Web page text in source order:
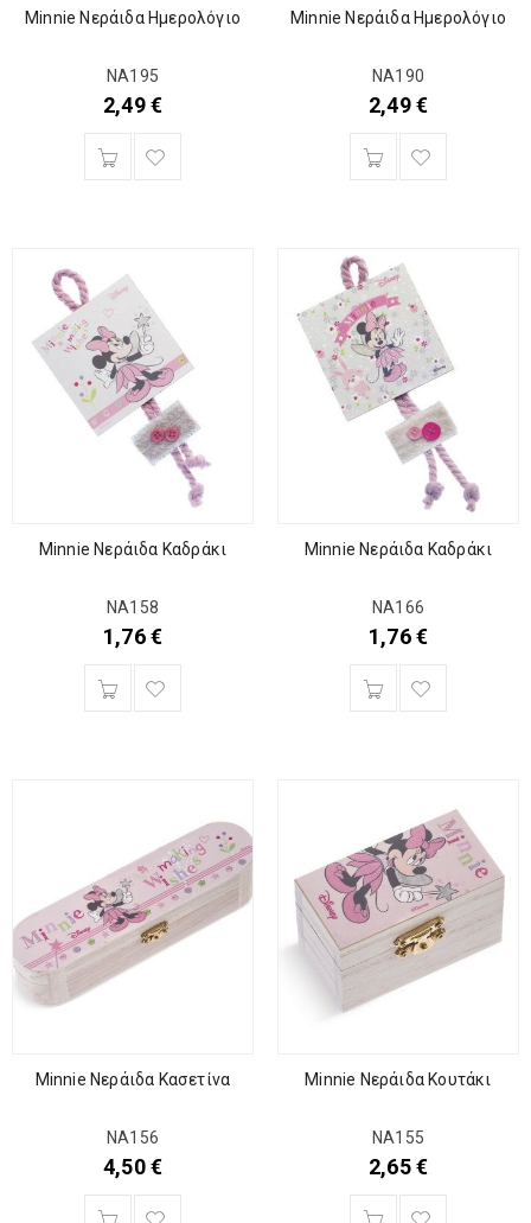
Minnie Νεράιδα Ημερολόγιο
ΝΑ195
2,49€
Minnie Νεράιδα Ημερολόγιο
ΝΑ190
2,49€
Minnie Νεράιδα Καδράκι
ΝΑ158
1,76€
Minnie Νεράιδα Καδράκι
ΝΑ166
1,76€
Minnie Νεράιδα Κασετίνα
ΝΑ156
4,50€
Minnie Νεράιδα Κουτάκι
ΝΑ155
2,65€